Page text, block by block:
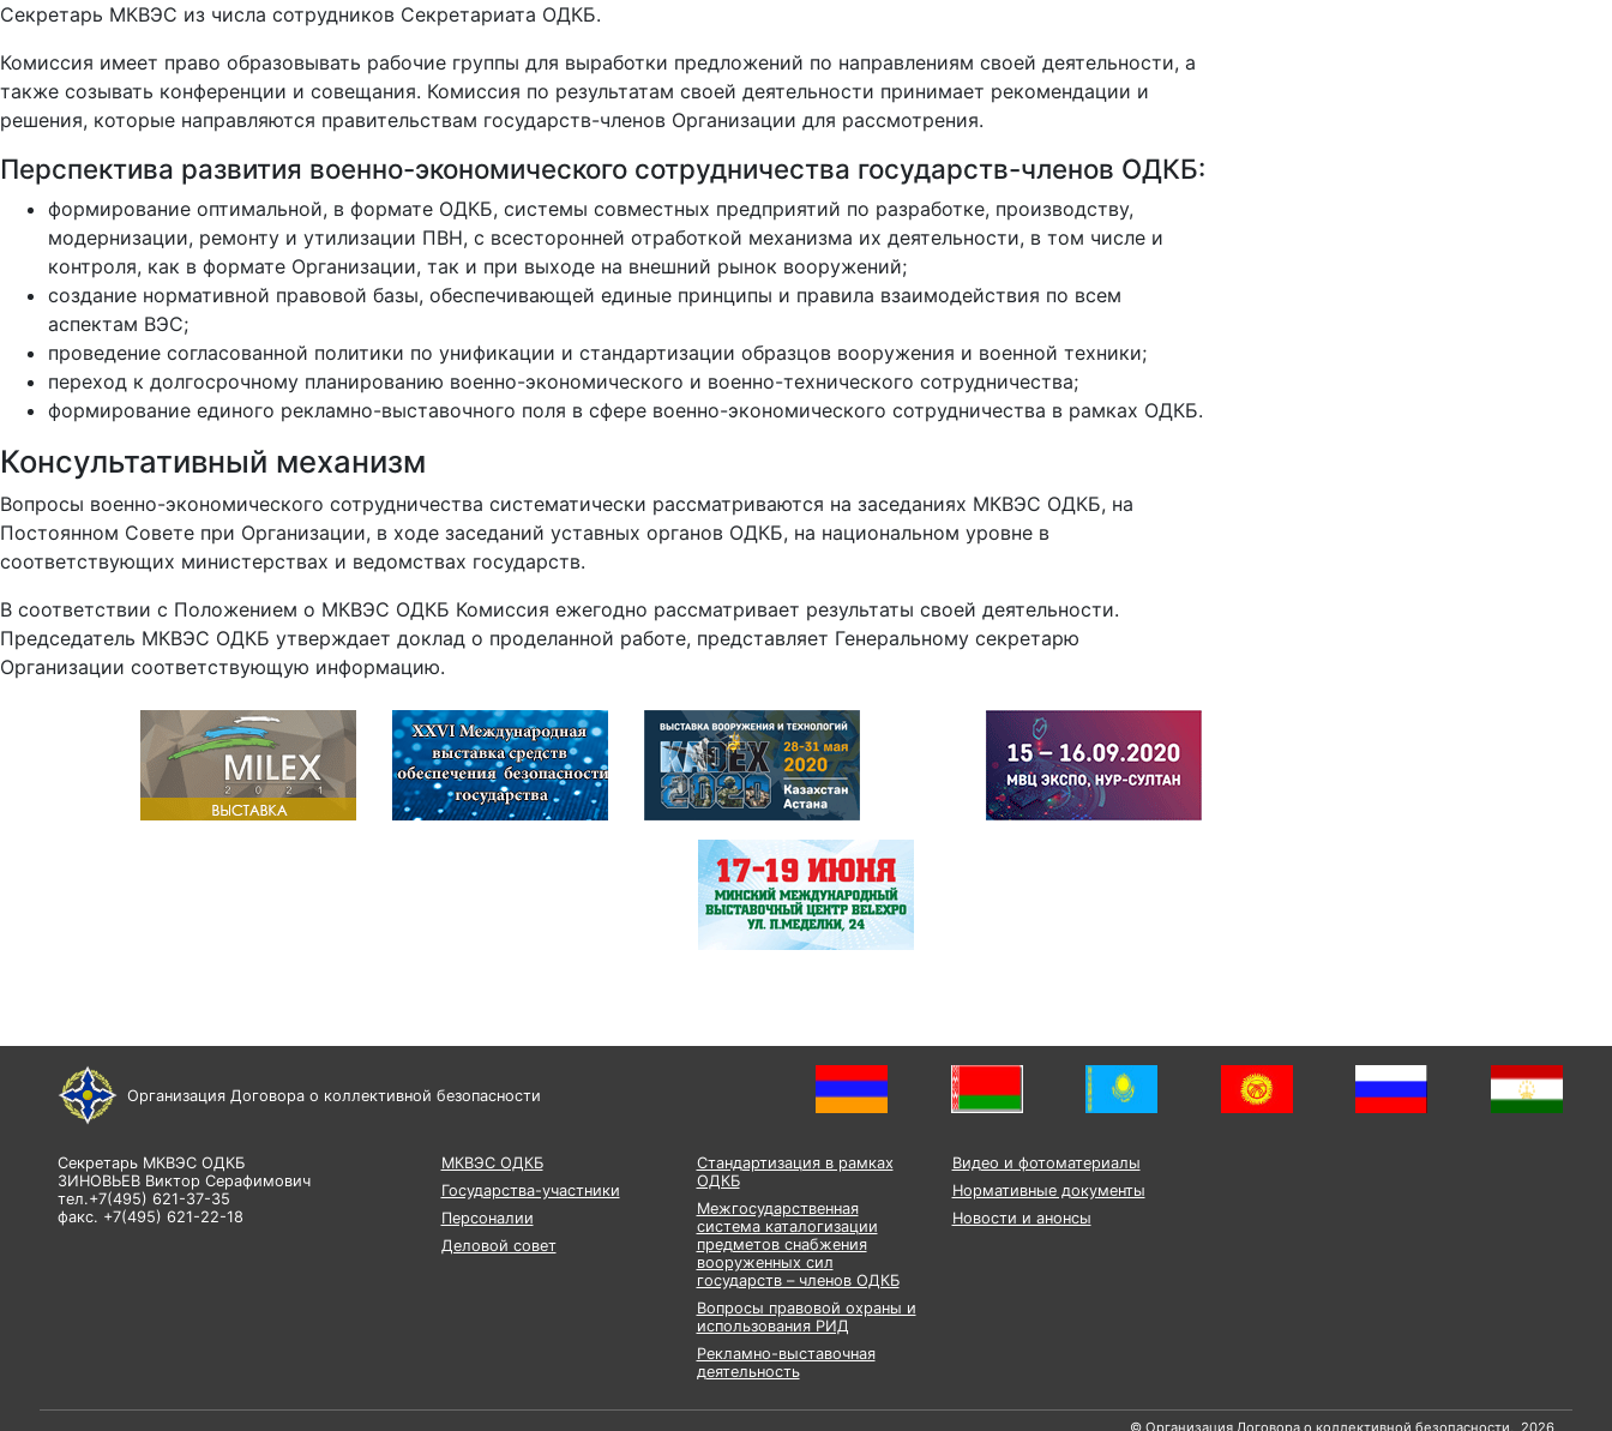
Секретарь МКВЭС из числа сотрудников Секретариата ОДКБ.
Комиссия имеет право образовывать рабочие группы для выработки предложений по направлениям своей деятельности, а
также созывать конференции и совещания. Комиссия по результатам своей деятельности принимает рекомендации и
решения, которые направляются правительствам государств-членов Организации для рассмотрения.
Перспектива развития военно-экономического сотрудничества государств-членов ОДКБ:
формирование оптимальной, в формате ОДКБ, системы совместных предприятий по разработке, производству,
модернизации, ремонту и утилизации ПВН, с всесторонней отработкой механизма их деятельности, в том числе и
контроля, как в формате Организации, так и при выходе на внешний рынок вооружений;
создание нормативной правовой базы, обеспечивающей единые принципы и правила взаимодействия по всем
аспектам ВЭС;
проведение согласованной политики по унификации и стандартизации образцов вооружения и военной техники;
переход к долгосрочному планированию военно-экономического и военно-технического сотрудничества;
формирование единого рекламно-выставочного поля в сфере военно-экономического сотрудничества в рамках ОДКБ.
Консультативный механизм
Вопросы военно-экономического сотрудничества систематически рассматриваются на заседаниях МКВЭС ОДКБ, на
Постоянном Совете при Организации, в ходе заседаний уставных органов ОДКБ, на национальном уровне в
соответствующих министерствах и ведомствах государств.
В соответствии с Положением о МКВЭС ОДКБ Комиссия ежегодно рассматривает результаты своей деятельности.
Председатель МКВЭС ОДКБ утверждает доклад о проделанной работе, представляет Генеральному секретарю
Организации соответствующую информацию.
Организация Договора о коллективной безопасности
Секретарь МКВЭС ОДКБ
ЗИНОВЬЕВ Виктор Серафимович
тел.+7(495) 621-37-35
факс. +7(495) 621-22-18
МКВЭС ОДКБ
Государства-участники
Персоналии
Деловой совет
Стандартизация в рамках
ОДКБ
Межгосударственная
система каталогизации
предметов снабжения
вооруженных сил
государств – членов ОДКБ
Вопросы правовой охраны и
использования РИД
Рекламно-выставочная
деятельность
Видео и фотоматериалы
Нормативные документы
Новости и анонсы
© Организация Договора о коллективной безопасности, 2026